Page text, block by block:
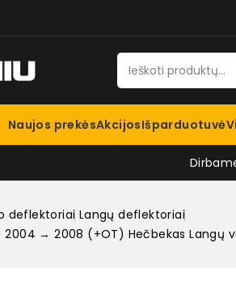
Naujos prekėsAkcijosIšparduotuvė
deflektoriai Langų deflektoriai
2004 → 2008 (+OT) Hečbekas